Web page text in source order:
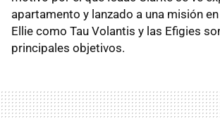
apartamento y lanzado a una misión
Ellie como Tau Volantis y las Efigies
principales objetivos.